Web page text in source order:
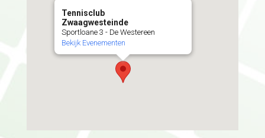
Tennisclub
Zwaagwesteinde
Sportloane 3 - De Westereen
Bekijk Evenementen